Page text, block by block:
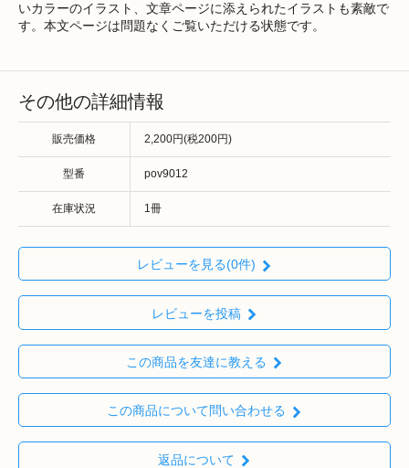
いカラーのイラスト、文章ページに添えられたイラストも素敵で
す。本文ページは問題なくご覧いただける状態です。
その他の詳細情報
販売価格 2,200円(税200円)
型番 pov9012
在庫状況 1冊
レビューを見る(0件)
レビューを投稿
この商品を友達に教える
この商品について問い合わせる
返品について